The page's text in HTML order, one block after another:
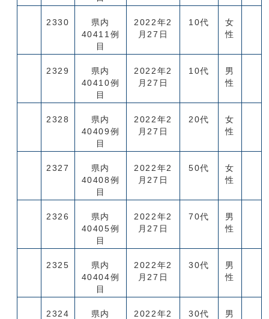
2330
県内
40411例
目
2022年2
月27日
10代
女
性
2329
県内
40410例
目
2022年2
月27日
10代
男
性
2328
県内
40409例
目
2022年2
月27日
20代
女
性
2327
県内
40408例
目
2022年2
月27日
50代
女
性
2326
県内
40405例
目
2022年2
月27日
70代
男
性
2325
県内
40404例
目
2022年2
月27日
30代
男
性
2324
県内
2022年2
30代
男